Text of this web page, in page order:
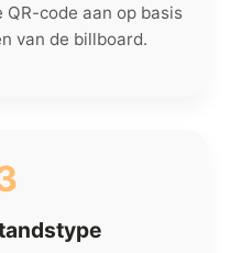
code aan op basis
van de billboard.